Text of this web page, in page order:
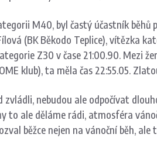
M40, byl častý účastník běhů
(BK Běkodo Teplice), vítězka
Z30 v čase 21:00.90. Mezi
klub), ta měla čas 22:55.05.
nebudou ale odpočívat
to ale děláme rádi, atmosféra
běžce nejen na vánoční běh,